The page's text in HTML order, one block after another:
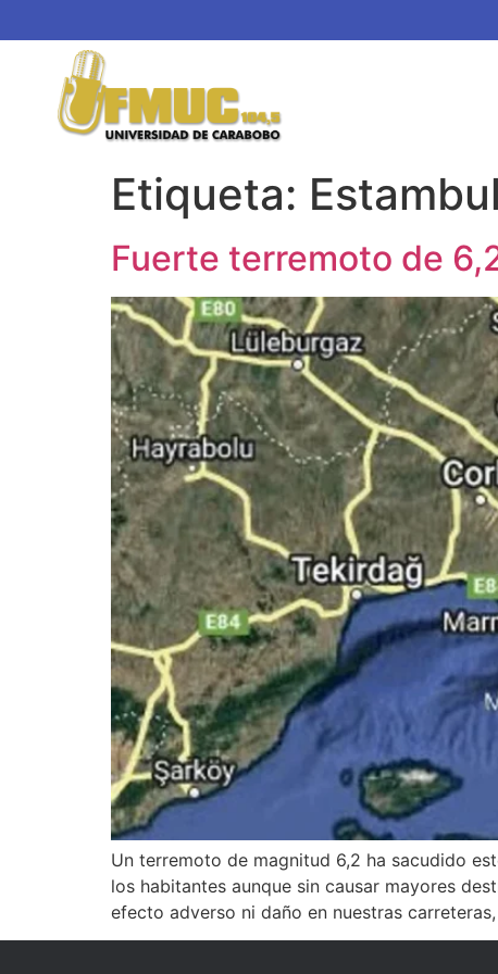
Etiqueta: Estambul
Fuerte terremoto de
Un terremoto de magnitud 6,2 ha sacudido
los habitantes aunque sin causar mayores
efecto adverso ni daño en nuestras